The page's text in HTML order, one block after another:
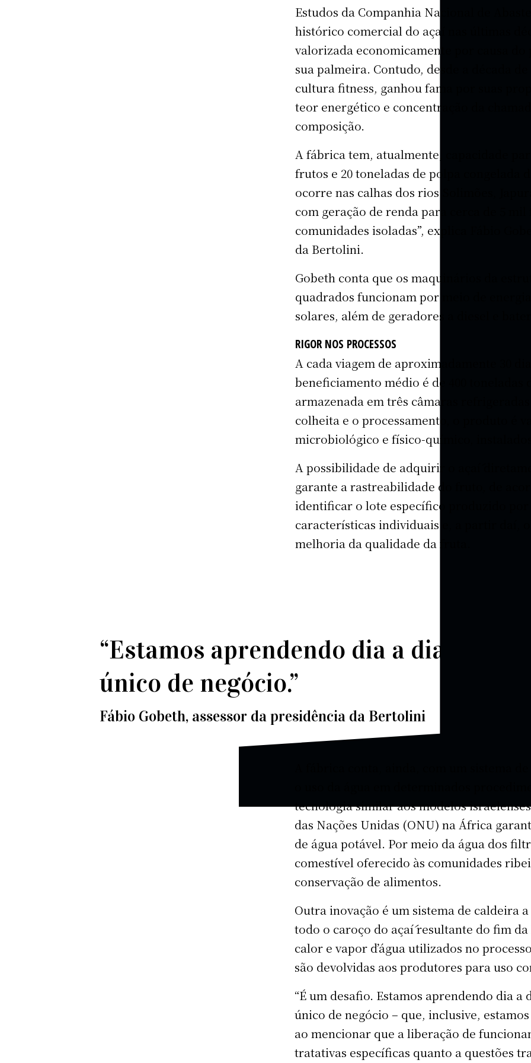
Estudos da Companhia Nacional de
histórico comercial do açaí nas últimas
valorizada economicamente por causa do
sua palmeira. Contudo, desde a década de
cultura fitness, ganhou fama por suas
teor energético e concentração da
composição.
A fábrica tem, atualmente, capacidade
frutos e 20 toneladas de polpa congelada
ocorre nas calhas dos rios Solimões,
com geração de renda para cerca de 5 mil
comunidades isoladas”, explica Fábio
da Bertolini.
Gobeth conta que os maquinários da
quadrados funcionam por meio de
solares, além de geradores a diesel e
RIGOR NOS PROCESSOS
A cada viagem de aproximadamente 30
beneficiamento médio é de 400 toneladas
armazenada em três câmaras refrigeradas
colheita e o processamento, o produto é
microbiológico e físico-químico, instalados
A possibilidade de adquirir o açaí́
garante a rastreabilidade do fruto, de
identificar o lote específico produzido por
características individuais e, a partir daí,
melhoria da qualidade da fruta.
“Estamos aprendendo dia a dia porque
único de negócio.”
Fábio Gobeth, assessor da presidência da Bertolini
tecnologia similar aos modelos
das Nações Unidas (ONU) na África
de água potável. Por meio da água dos
comestível oferecido às comunidades
conservação de alimentos.
Outra inovação é um sistema de caldeira
todo o caroço do açaí́ resultante do fim
calor e vapor d’água utilizados no
são devolvidas aos produtores para uso
“É um desafio. Estamos aprendendo dia
único de negócio – que, inclusive,
ao mencionar que a liberação de
tratativas específicas quanto a questões